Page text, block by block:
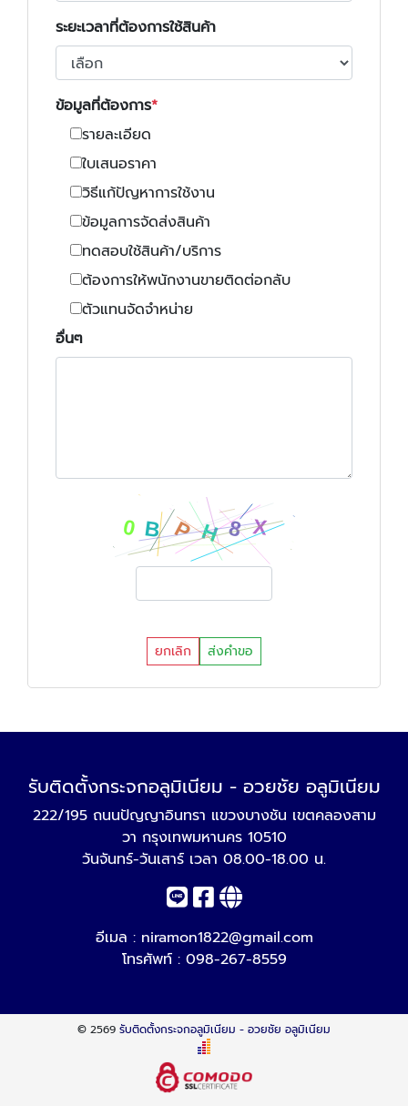
ระยะเวลาที่ต้องการใช้สินค้า
ข้อมูลที่ต้องการ
รายละเอียด
ใบเสนอราคา
วิธีแก้ปัญหาการใช้งาน
ข้อมูลการจัดส่งสินค้า
ทดสอบใช้สินค้า/บริการ
ต้องการให้พนักงานขายติดต่อกลับ
ตัวแทนจัดจำหน่าย
อื่นๆ
ยกเลิก ส่งคำขอ
รับติดตั้งกระจกอลูมิเนียม - อวยชัย อลูมิเนียม
222/195 ถนนปัญญาอินทรา แขวงบางชัน เขตคลองสาม
วา กรุงเทพมหานคร 10510
วันจันทร์-วันเสาร์ เวลา 08.00-18.00 น.
อีเมล : niramon1822@gmail.com
โทรศัพท์ : 098-267-8559
© 2569 รับติดตั้งกระจกอลูมิเนียม - อวยชัย อลูมิเนียม